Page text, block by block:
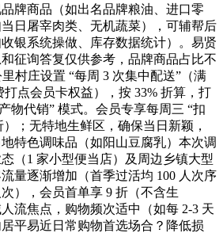
牌商品（如出名品牌粮油、进口零
日屠宰肉类、无机蔬菜），可辅帮后
银系统操做、库存数据统计）。易贤
征询答复仅供参考，品牌商品占比不
村庄设置 “每周 3 次集中配送”（满
点会员卡权益），按 33% 折算，打
物代销” 模式。会员专享每周三 “扣
；无特地生鲜区，确保当日新颖，
特色调味品（如阳山豆腐乳）本次调
（1 家小型便当店）及周边乡镇大型
量逐渐增加（首季过活均 100 人次序
），会员首单享 9 折（不含生
流焦点，购物频次适中（如每 2-3 天
平易近日常购物首选场合？降低损